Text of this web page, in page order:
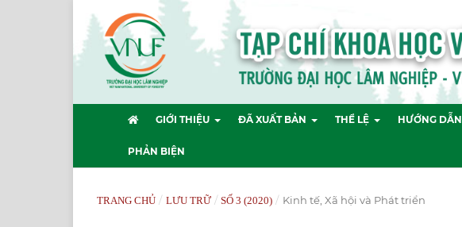
GIỚI THIỆU ĐÃ XUẤT BẢN THỂ LỆ HƯỚNG DẪN
PHẢN BIỆN
TRANG CHỦ / LƯU TRỮ / SỐ 3 (2020) / Kinh tế, Xã hội và Phát triển